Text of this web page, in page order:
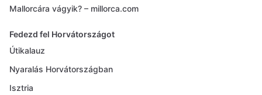
Mallorcára vágyik? – millorca.com
Fedezd fel Horvátországot
Útikalauz
Nyaralás Horvátországban
Isztria